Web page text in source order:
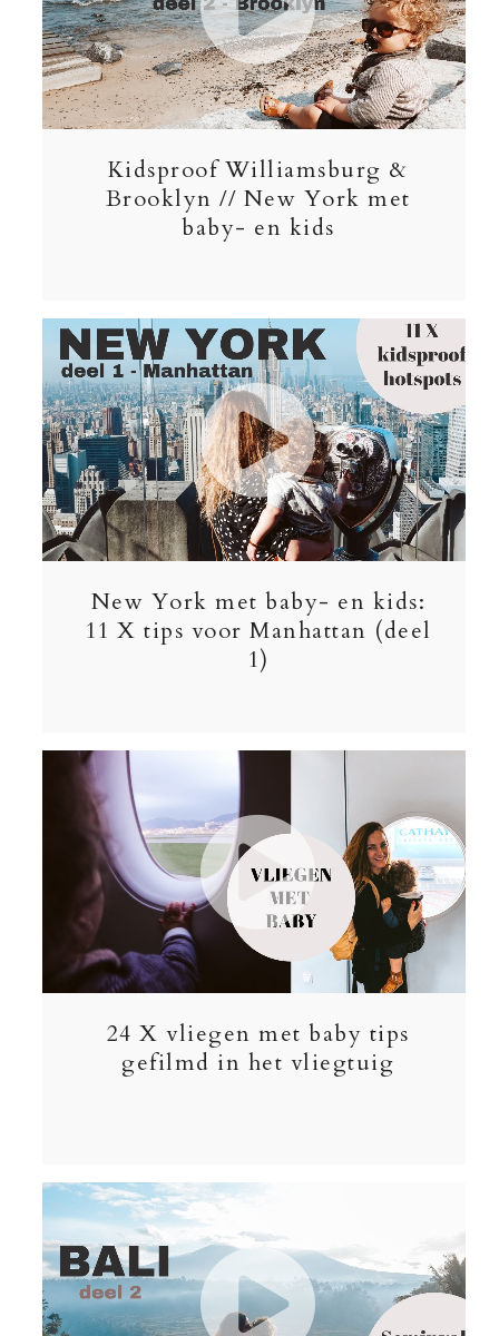
Kidsproof Williamsburg &
Brooklyn // New York met
baby- en kids
New York met baby- en kids:
11 X tips voor Manhattan (deel
1)
24 X vliegen met baby tips
gefilmd in het vliegtuig